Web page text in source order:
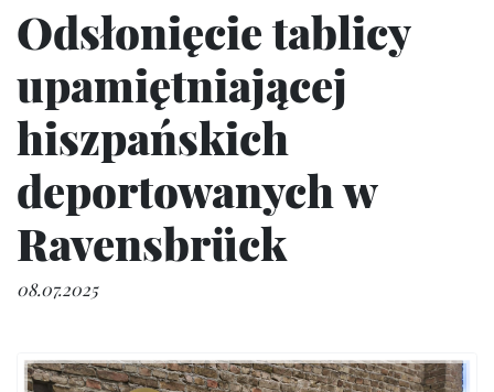
Odsłonięcie tablicy
upamiętniającej
hiszpańskich
deportowanych w
Ravensbrück
08.07.2025